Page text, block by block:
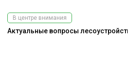
В центре внимания
Актуальные вопросы